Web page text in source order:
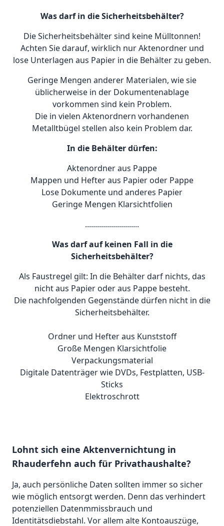
Was darf in die Sicherheitsbehälter?
Die Sicherheitsbehälter sind keine Mülltonnen!
Achten Sie darauf, wirklich nur Aktenordner und
lose Unterlagen aus Papier in die Behälter zu geben.
Geringe Mengen anderer Materialen, wie sie
üblicherweise in der Dokumentenablage
vorkommen sind kein Problem.
Die in vielen Aktenordnern vorhandenen
Metalltbügel stellen also kein Problem dar.
In die Behälter dürfen:
Aktenordner aus Pappe
Mappen und Hefter aus Papier oder Pappe
Lose Dokumente und anderes Papier
Geringe Mengen Klarsichtfolien
...........................
Was darf auf keinen Fall in die
Sicherheitsbehälter?
Als Faustregel gilt: In die Behälter darf nichts, das
nicht aus Papier oder aus Pappe besteht.
Die nachfolgenden Gegenstände dürfen nicht in die
Sicherheitsbehälter.
Ordner und Hefter aus Kunststoff
Große Mengen Klarsichtfolie
Verpackungsmaterial
Digitale Datenträger wie DVDs, Festplatten, USB-
Sticks
Elektroschrott
Lohnt sich eine Aktenvernichtung in
Rhauderfehn auch für Privathaushalte?
Ja, auch persönliche Daten sollten immer so sicher
wie möglich entsorgt werden. Denn das verhindert
potenziellen Datenmmissbrauch und
Identitätsdiebstahl. Vor allem alte Kontoauszüge,